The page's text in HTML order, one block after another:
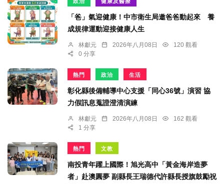
「爸」氣迎健康！中市衛生局邀爸爸動起來 養
成規律運動迎接健康人生
林獻元 2026年八月08日
120 觀看
0 分享
熱門 政治 生活
彰化縣後備輔導中心支援「同心36號」演習 協
力假訊息蒐證澄清演練
林獻元 2026年八月08日
162 觀看
1 分享
熱門 文教
南投青年躍上國際！旭光高中「黃金海岸造夢
者」赴澳圓夢 副縣長王瑞德代許縣長授旗鼓勵祝